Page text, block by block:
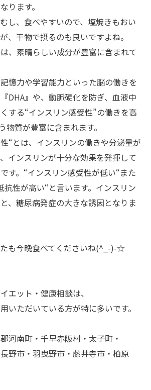
ります。
し、食べやすいので、塩焼きもおい
、干物で摂るのも良いですよね。
、素晴らしい成分が豊富に含まれて
憶力や学習能力といった脳の働きを
DHA』や、動脈硬化を防ぎ、血液中
する“インスリン感受性”の働きを高
物質が豊富に含まれます。
“とは、インスリンの働きや分泌量が
インスリンが十分な効果を発揮して
す。 “インスリン感受性が低い“また
抗性が高い“と言います。インスリン
、糖尿病発症の大きな誘因となりま
も今晩食べてくださいね(^_-)-☆
エット・健康相談は、
いただいている方が特に多いです。
河南町・千早赤阪村・太子町・
野市・羽曳野市・藤井寺市・柏原